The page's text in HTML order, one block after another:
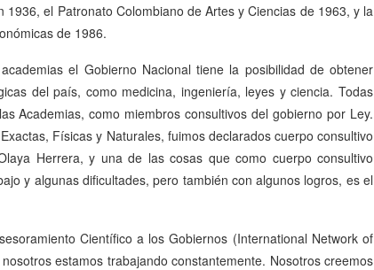
el Patronato Colombiano de Artes y Ciencias de 1963, y la
de 1986.
el Gobierno Nacional tiene la posibilidad de obtener
del país, como medicina, ingeniería, leyes y ciencia. Todas
Academias, como miembros consultivos del gobierno por Ley.
Físicas y Naturales, fuimos declarados cuerpo consultivo
Herrera, y una de las cosas que como cuerpo consultivo
y algunas dificultades, pero también con algunos logros, es el
Científico a los Gobiernos (International Network of
estamos trabajando constantemente. Nosotros creemos